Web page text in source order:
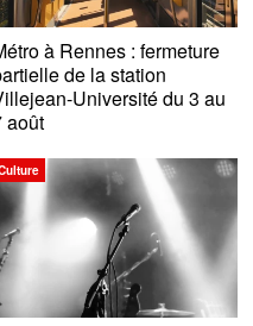
à Rennes : fermeture
de la station
Université du 3 au
août